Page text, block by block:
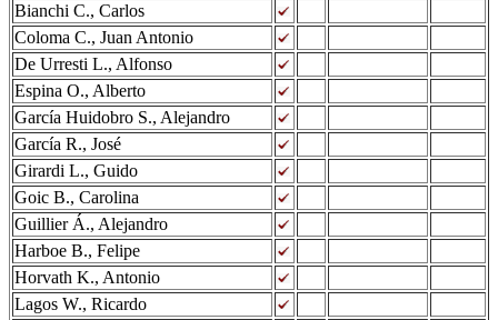
Bianchi C., Carlos
Coloma C., Juan Antonio
De Urresti L., Alfonso
Espina O., Alberto
García Huidobro S., Alejandro
García R., José
Girardi L., Guido
Goic B., Carolina
Guillier Á., Alejandro
Harboe B., Felipe
Horvath K., Antonio
Lagos W., Ricardo